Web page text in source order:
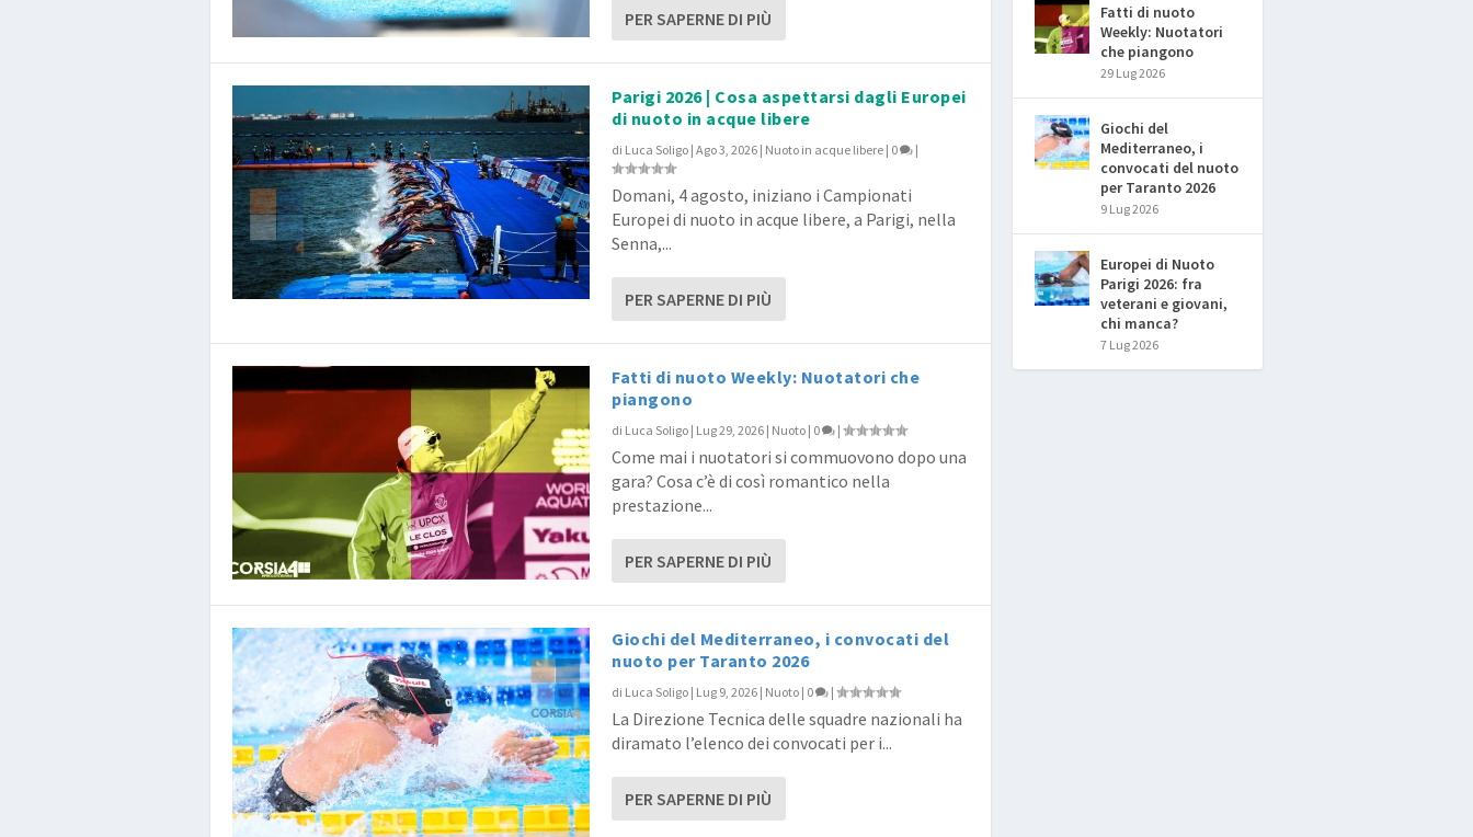
PER SAPERNE DI PIÙ
Parigi 2026 | Cosa aspettarsi dagli Europei
di nuoto in acque libere
di Luca Soligo | Ago 3, 2026 | Nuoto in acque libere | 0 |
Domani, 4 agosto, iniziano i Campionati
Europei di nuoto in acque libere, a Parigi, nella
Senna,...
PER SAPERNE DI PIÙ
Fatti di nuoto Weekly: Nuotatori che
piangono
di Luca Soligo | Lug 29, 2026 | Nuoto | 0 |
Come mai i nuotatori si commuovono dopo una
gara? Cosa c’è di così romantico nella
prestazione...
PER SAPERNE DI PIÙ
Giochi del Mediterraneo, i convocati del
nuoto per Taranto 2026
di Luca Soligo | Lug 9, 2026 | Nuoto | 0 |
La Direzione Tecnica delle squadre nazionali ha
diramato l’elenco dei convocati per i...
PER SAPERNE DI PIÙ
Fatti di nuoto
Weekly: Nuotatori
che piangono
29 Lug 2026
Giochi del
Mediterraneo, i
convocati del nuoto
per Taranto 2026
9 Lug 2026
Europei di Nuoto
Parigi 2026: fra
veterani e giovani,
chi manca?
7 Lug 2026